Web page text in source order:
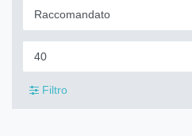
Filtro